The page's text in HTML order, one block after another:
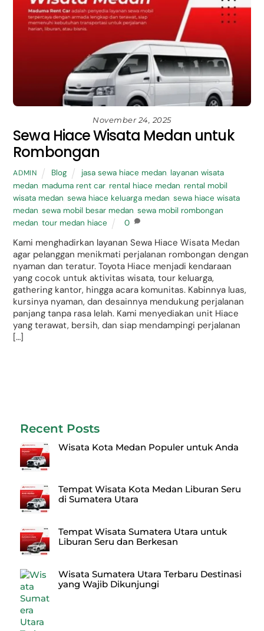
November 24, 2025
Sewa Hiace Wisata Medan untuk
Rombongan
ADMIN Blog jasa sewa hiace medan layanan wisata
medan maduma rent car rental hiace medan rental mobil
wisata medan ,sewa hiace keluarga medan ,sewa hiace wisata
medan ,sewa mobil besar medan ,sewa mobil rombongan
medan ,tour medan hiace 0
Kami menghadirkan layanan Sewa Hiace Wisata Medan
agar pelanggan menikmati perjalanan rombongan dengan
nyaman dan teratur. Toyota Hiace menjadi kendaraan
yang cocok untuk aktivitas wisata, tour keluarga,
gathering kantor, hingga acara komunitas. Kabinnya luas,
kursinya nyaman, dan desainnya mendukung perjalanan
panjang tanpa rasa lelah. Kami menyediakan unit Hiace
yang terawat, bersih, dan siap mendampingi perjalanan
[…]
Recent Posts
Wisata Kota Medan Populer untuk Anda
Tempat Wisata Kota Medan Liburan Seru
di Sumatera Utara
Tempat Wisata Sumatera Utara untuk
Liburan Seru dan Berkesan
Wisata Sumatera Utara Terbaru Destinasi
yang Wajib Dikunjungi